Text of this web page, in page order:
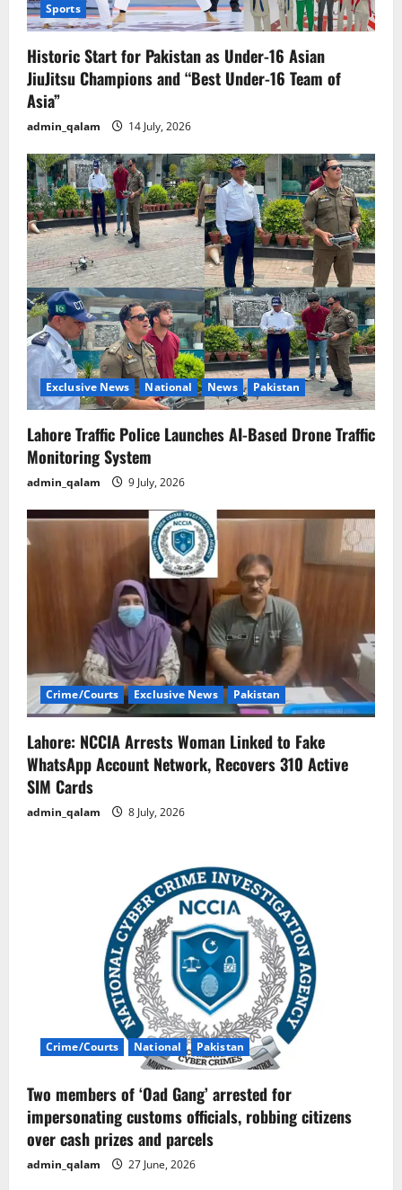
Sports
Historic Start for Pakistan as Under-16 Asian
JiuJitsu Champions and “Best Under-16 Team of
Asia”
admin_qalam 14 July, 2026
Exclusive News National News Pakistan
Lahore Traffic Police Launches AI-Based Drone Traffic
Monitoring System
admin_qalam 9 July, 2026
Crime/Courts Exclusive News Pakistan
Lahore: NCCIA Arrests Woman Linked to Fake
WhatsApp Account Network, Recovers 310 Active
SIM Cards
admin_qalam 8 July, 2026
Crime/Courts National Pakistan
Two members of ‘Oad Gang’ arrested for
impersonating customs officials, robbing citizens
over cash prizes and parcels
admin_qalam 27 June, 2026